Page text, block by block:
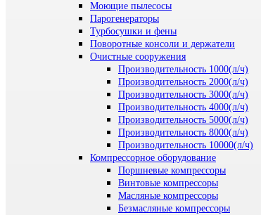
Моющие пылесосы
Парогенераторы
Турбосушки и фены
Поворотные консоли и держатели
Очистные сооружения
Производительность 1000(л/ч)
Производительность 2000(л/ч)
Производительность 3000(л/ч)
Производительность 4000(л/ч)
Производительность 5000(л/ч)
Производительность 8000(л/ч)
Производительность 10000(л/ч)
Компрессорное оборудование
Поршневые компрессоры
Винтовые компрессоры
Масляные компрессоры
Безмасляные компрессоры